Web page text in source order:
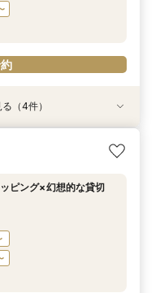
付／ドレス＆挙式料プレ
】挙式＆会食Newプラ
ナシで安心！気軽によ
結◎】オンラインで会
（4件）
ピング×幻想的な貸切